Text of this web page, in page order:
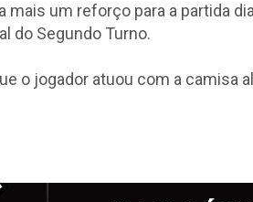
mais um reforço para a partida
do Segundo Turno.
o jogador atuou com a camisa